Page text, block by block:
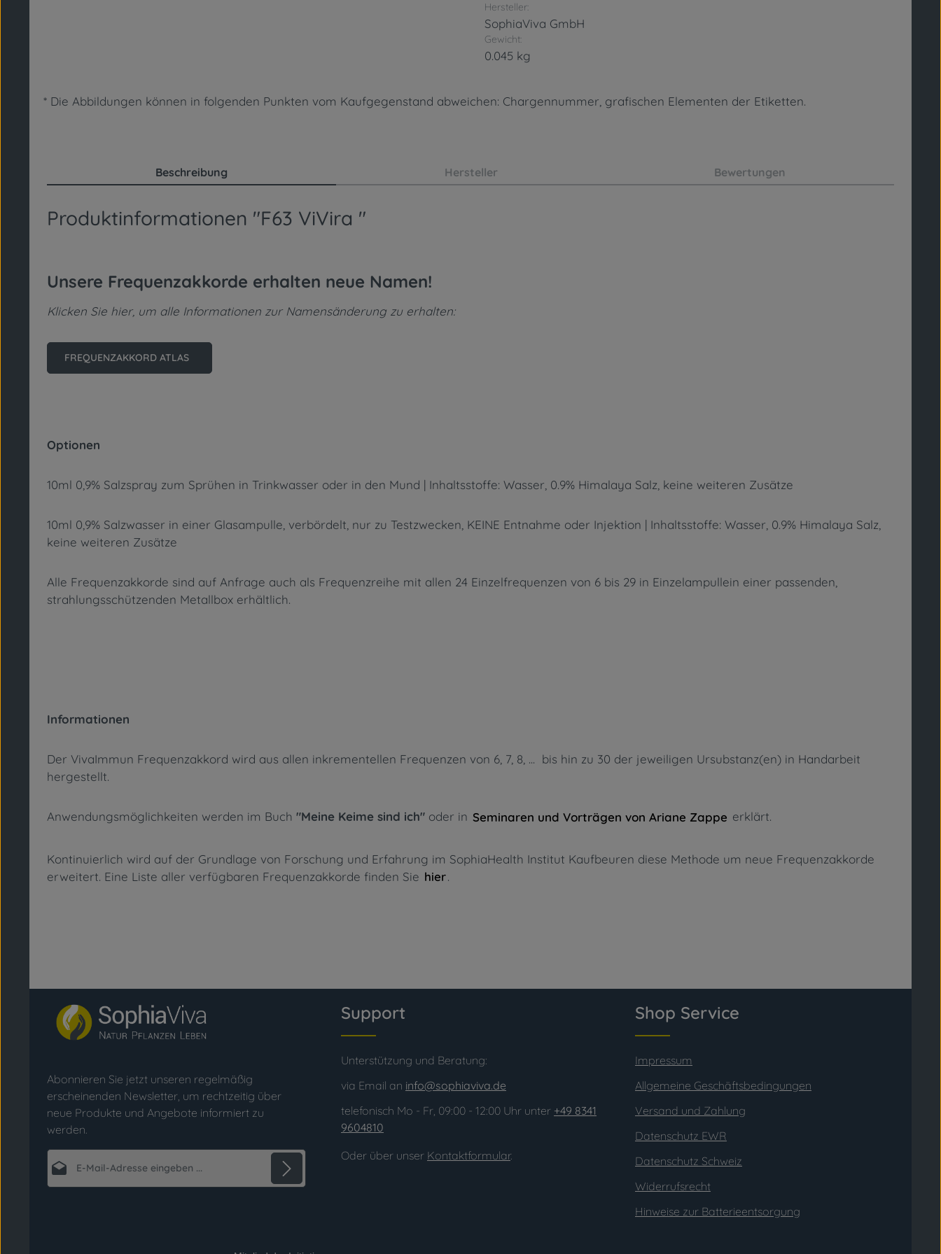
Hersteller:
SophiaViva GmbH
Gewicht:
0.045 kg
* Die Abbildungen können in folgenden Punkten vom Kaufgegenstand abweichen: Chargennummer, grafischen Elementen der Etiketten.
Beschreibung Hersteller Bewertungen
Produktinformationen "F63 ViVira "
Unsere Frequenzakkorde erhalten neue Namen!
Klicken Sie hier, um alle Informationen zur Namensänderung zu erhalten:
FREQUENZAKKORD ATLAS
Optionen
10ml 0,9% Salzspray zum Sprühen in Trinkwasser oder in den Mund | Inhaltsstoffe: Wasser, 0.9% Himalaya Salz, keine weiteren Zusätze
10ml 0,9% Salzwasser in einer Glasampulle, verbördelt, nur zu Testzwecken, KEINE Entnahme oder Injektion | Inhaltsstoffe: Wasser, 0.9% Himalaya Salz,
keine weiteren Zusätze
Alle Frequenzakkorde sind auf Anfrage auch als Frequenzreihe mit allen 24 Einzelfrequenzen von 6 bis 29 in Einzelampullein einer passenden,
strahlungsschützenden Metallbox erhältlich.
Informationen
Der VivaImmun Frequenzakkord wird aus allen inkrementellen Frequenzen von 6, 7, 8, ... bis hin zu 30 der jeweiligen Ursubstanz(en) in Handarbeit
hergestellt.
Anwendungsmöglichkeiten werden im Buch "Meine Keime sind ich" oder in Seminaren und Vorträgen von Ariane Zappe erklärt.
Kontinuierlich wird auf der Grundlage von Forschung und Erfahrung im SophiaHealth Institut Kaufbeuren diese Methode um neue Frequenzakkorde
erweitert. Eine Liste aller verfügbaren Frequenzakkorde finden Sie hier.
Abonnieren Sie jetzt unseren regelmäßig
erscheinenden Newsletter, um rechtzeitig über
neue Produkte und Angebote informiert zu
werden.
Support
Unterstützung und Beratung:
via Email an info@sophiaviva.de
telefonisch Mo - Fr, 09:00 - 12:00 Uhr unter +49 8341
9604810
Oder über unser Kontaktformular.
Shop Service
Impressum
Allgemeine Geschäftsbedingungen
Versand und Zahlung
Datenschutz EWR
Datenschutz Schweiz
Widerrufsrecht
Hinweise zur Batterieentsorgung